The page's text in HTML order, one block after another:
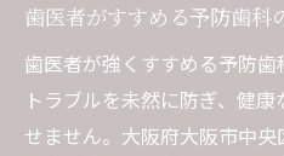
歯医者がすすめる予防歯科
歯医者が強くすすめる予防
トラブルを未然に防ぎ、健
せません。大阪府大阪市中